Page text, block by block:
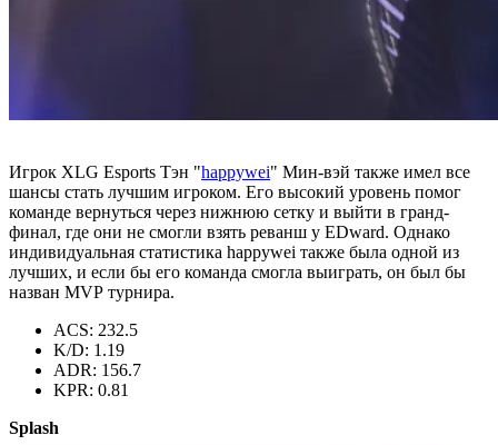
Игрок XLG Esports Тэн "happywei" Мин-вэй также имел все
шансы стать лучшим игроком. Его высокий уровень помог
команде вернуться через нижнюю сетку и выйти в гранд-
финал, где они не смогли взять реванш у EDward. Однако
индивидуальная статистика happywei также была одной из
лучших, и если бы его команда смогла выиграть, он был бы
назван MVP турнира.
ACS: 232.5
K/D: 1.19
ADR: 156.7
KPR: 0.81
Splash